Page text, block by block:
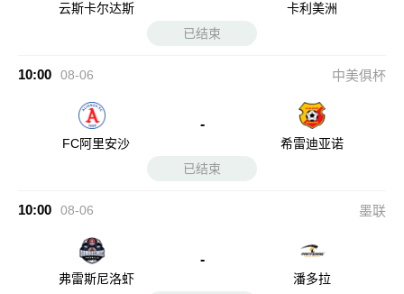
云斯卡尔达斯
卡利美洲
已结束
10:00 08-06 中美俱杯
FC阿里安沙
-
希雷迪亚诺
已结束
10:00 08-06 墨联
弗雷斯尼洛虾
-
潘多拉